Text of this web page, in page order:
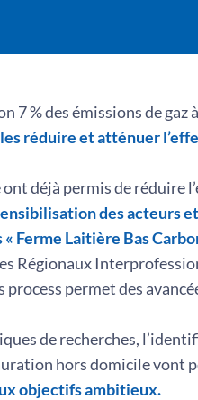
% des émissions de gaz
réduire et atténuer
déjà permis de réduire
des acteurs
Ferme Laitière Bas
Régionaux
process permet des
de recherches,
hors domicile vont
objectifs ambitieux.